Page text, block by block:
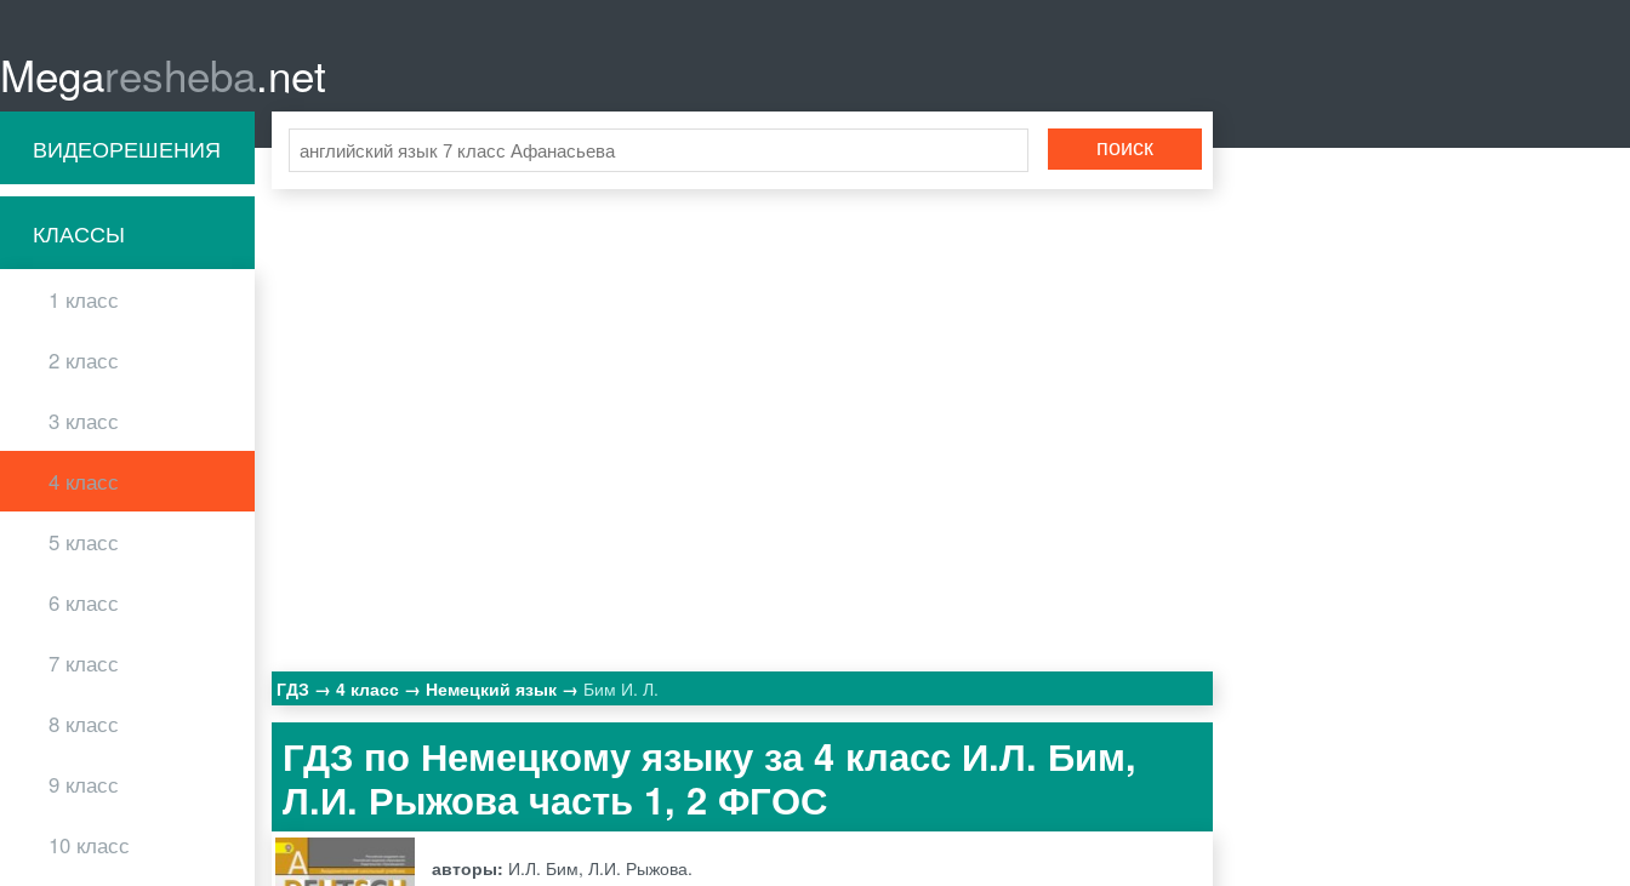
Megaresheba.net
ВИДЕОРЕШЕНИЯ
КЛАССЫ
1 класс
2 класс
3 класс
4 класс
5 класс
6 класс
7 класс
8 класс
9 класс
10 класс
ГДЗ 4 класс Немецкий язык Бим И. Л.
ГДЗ по Немецкому языку за 4 класс И.Л. Бим,
Л.И. Рыжова часть 1, 2 ФГОС
авторы: И.Л. Бим, Л.И. Рыжова.